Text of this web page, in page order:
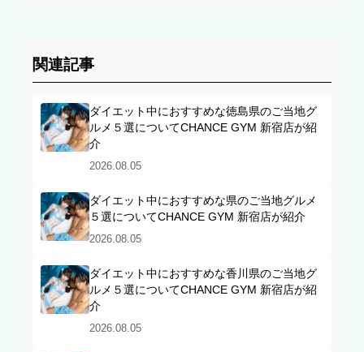
関連記事
ダイエット中におすすめな徳島県のご当地グ
ルメ５選についてCHANCE GYM 新宿店が紹
介
2026.08.05
ダイエット中におすすめな県のご当地グルメ
５選についてCHANCE GYM 新宿店が紹介
2026.08.05
ダイエット中におすすめな香川県のご当地グ
ルメ５選についてCHANCE GYM 新宿店が紹
介
2026.08.05